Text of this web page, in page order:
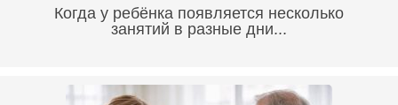
Когда у ребёнка появляется несколько
занятий в разные дни...